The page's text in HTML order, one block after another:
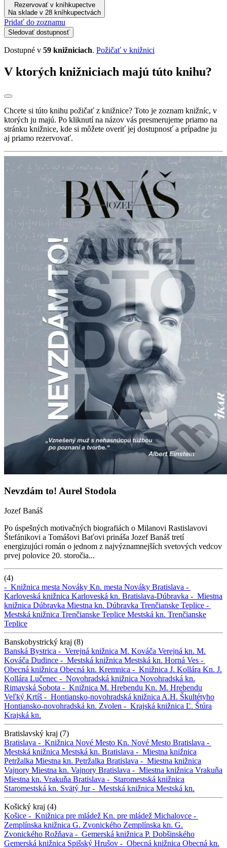
Rezervovať v kníhkupectve
Na sklade v 28 kníhkupectvách
Pridať do zoznamu
Sledovať dostupnosť
Dostupné v 59 knižniciach. Požičať v knižnici
V ktorých knižniciach majú túto knihu?
Chcete si túto knihu požičať z knižnice? Toto je zoznam knižníc, v
ktorých ju majú. Po kliknutí na názov vás presmerujeme priamo na
stránku knižnice, kde si môžete overiť jej dostupnosť a prípadne ju
aj priamo rezervovať.
Nevzdám to! Aurel Stodola
Jozef Banáš
Po úspešných motivačných biografiách o Milanovi Rastislavovi
Štefánikovi a Tomášovi Baťovi prináša Jozef Banáš tretí
energizujúci román o jednom z najvýznamnejších svetových vedcov
prvej polovice 20. storočia...
(4)
- Knižnica mesta Nováky Kn. mesta Nováky Bratislava -
Karloveská knižnica Karloveská kn. Bratislava-Dúbravka - Miestna
knižnica Dúbravka Miestna kn. Dúbravka Trenčianske Teplice -
Mestská knižnica Trenčianske Teplice Mestská kn. Trenčianske
Teplice
Banskobystrický kraj (8)
Banská Bystrica - Verejná knižnica M. Kováča Verejná kn. M.
Kováča Dudince - Mestská knižnica Mestská kn. Horná Ves -
Obecná knižnica Obecná kn. Kremnica - Knižnica J. Kollára Kn. J.
Kollára Lučenec - Novohradská knižnica Novohradská kn.
Rimavská Sobota - Knižnica M. Hrebendu Kn. M. Hrebendu
Veľký Krtíš - Hontiansko-novohradská knižnica A.H. Škultétyho
Hontiansko-novohradská kn. Zvolen - Krajská knižnica Ľ. Štúra
Krajská kn.
Bratislavský kraj (7)
Bratislava - Knižnica Nové Mesto Kn. Nové Mesto Bratislava -
Mestská knižnica Mestská kn. Bratislava - Miestna knižnica
Petržalka Miestna kn. Petržalka Bratislava - Miestna knižnica
Vajnory Miestna kn. Vajnory Bratislava - Miestna knižnica Vrakuňa
Miestna kn. Vrakuňa Bratislava - Staromestská knižnica
Staromestská kn. Svätý Jur - Mestská knižnica Mestská kn.
Košický kraj (4)
Košice - Knižnica pre mládež Kn. pre mládež Michalovce -
Zemplínska knižnica G. Zvonického Zemplínska kn. G.
Zvonického Rožňava - Gemerská knižnica P. Dobšinského
Gemerská knižnica Spišský Hrušov - Obecná knižnica Obecná kn.